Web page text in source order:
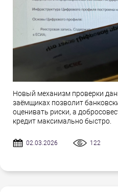
Новый механизм проверки
заёмщиках позволит
оценивать риски, а
кредит максимально быстро.
02.03.2026 122